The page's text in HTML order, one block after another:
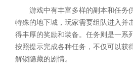
游戏中有丰富多样的副本和任务
特殊的地下城，玩家需要组队进入并
得丰厚的奖励和装备。任务则是一系
按照提示完成各种任务，不仅可以获
解锁隐藏的剧情。